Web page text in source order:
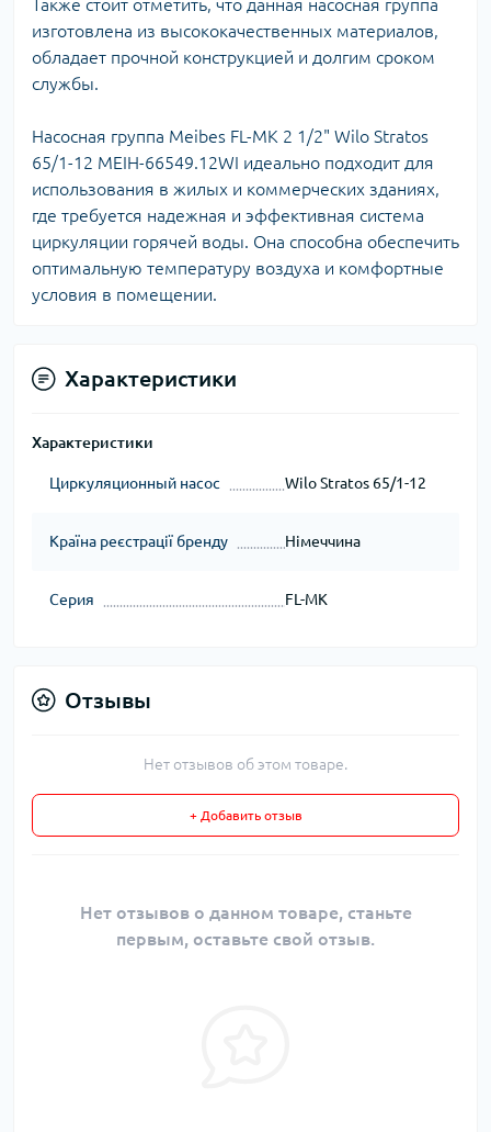
Также стоит отметить, что данная насосная группа
изготовлена из высококачественных материалов,
обладает прочной конструкцией и долгим сроком
службы.
Насосная группа Meibes FL-MK 2 1/2" Wilo Stratos
65/1-12 MEIH-66549.12WI идеально подходит для
использования в жилых и коммерческих зданиях,
где требуется надежная и эффективная система
циркуляции горячей воды. Она способна обеспечить
оптимальную температуру воздуха и комфортные
условия в помещении.
Характеристики
Характеристики
Циркуляционный насос Wilo Stratos 65/1-12
Країна реєстрації бренду Німеччина
Серия FL-MK
Отзывы
Нет отзывов об этом товаре.
+ Добавить отзыв
Нет отзывов о данном товаре, станьте
первым, оставьте свой отзыв.